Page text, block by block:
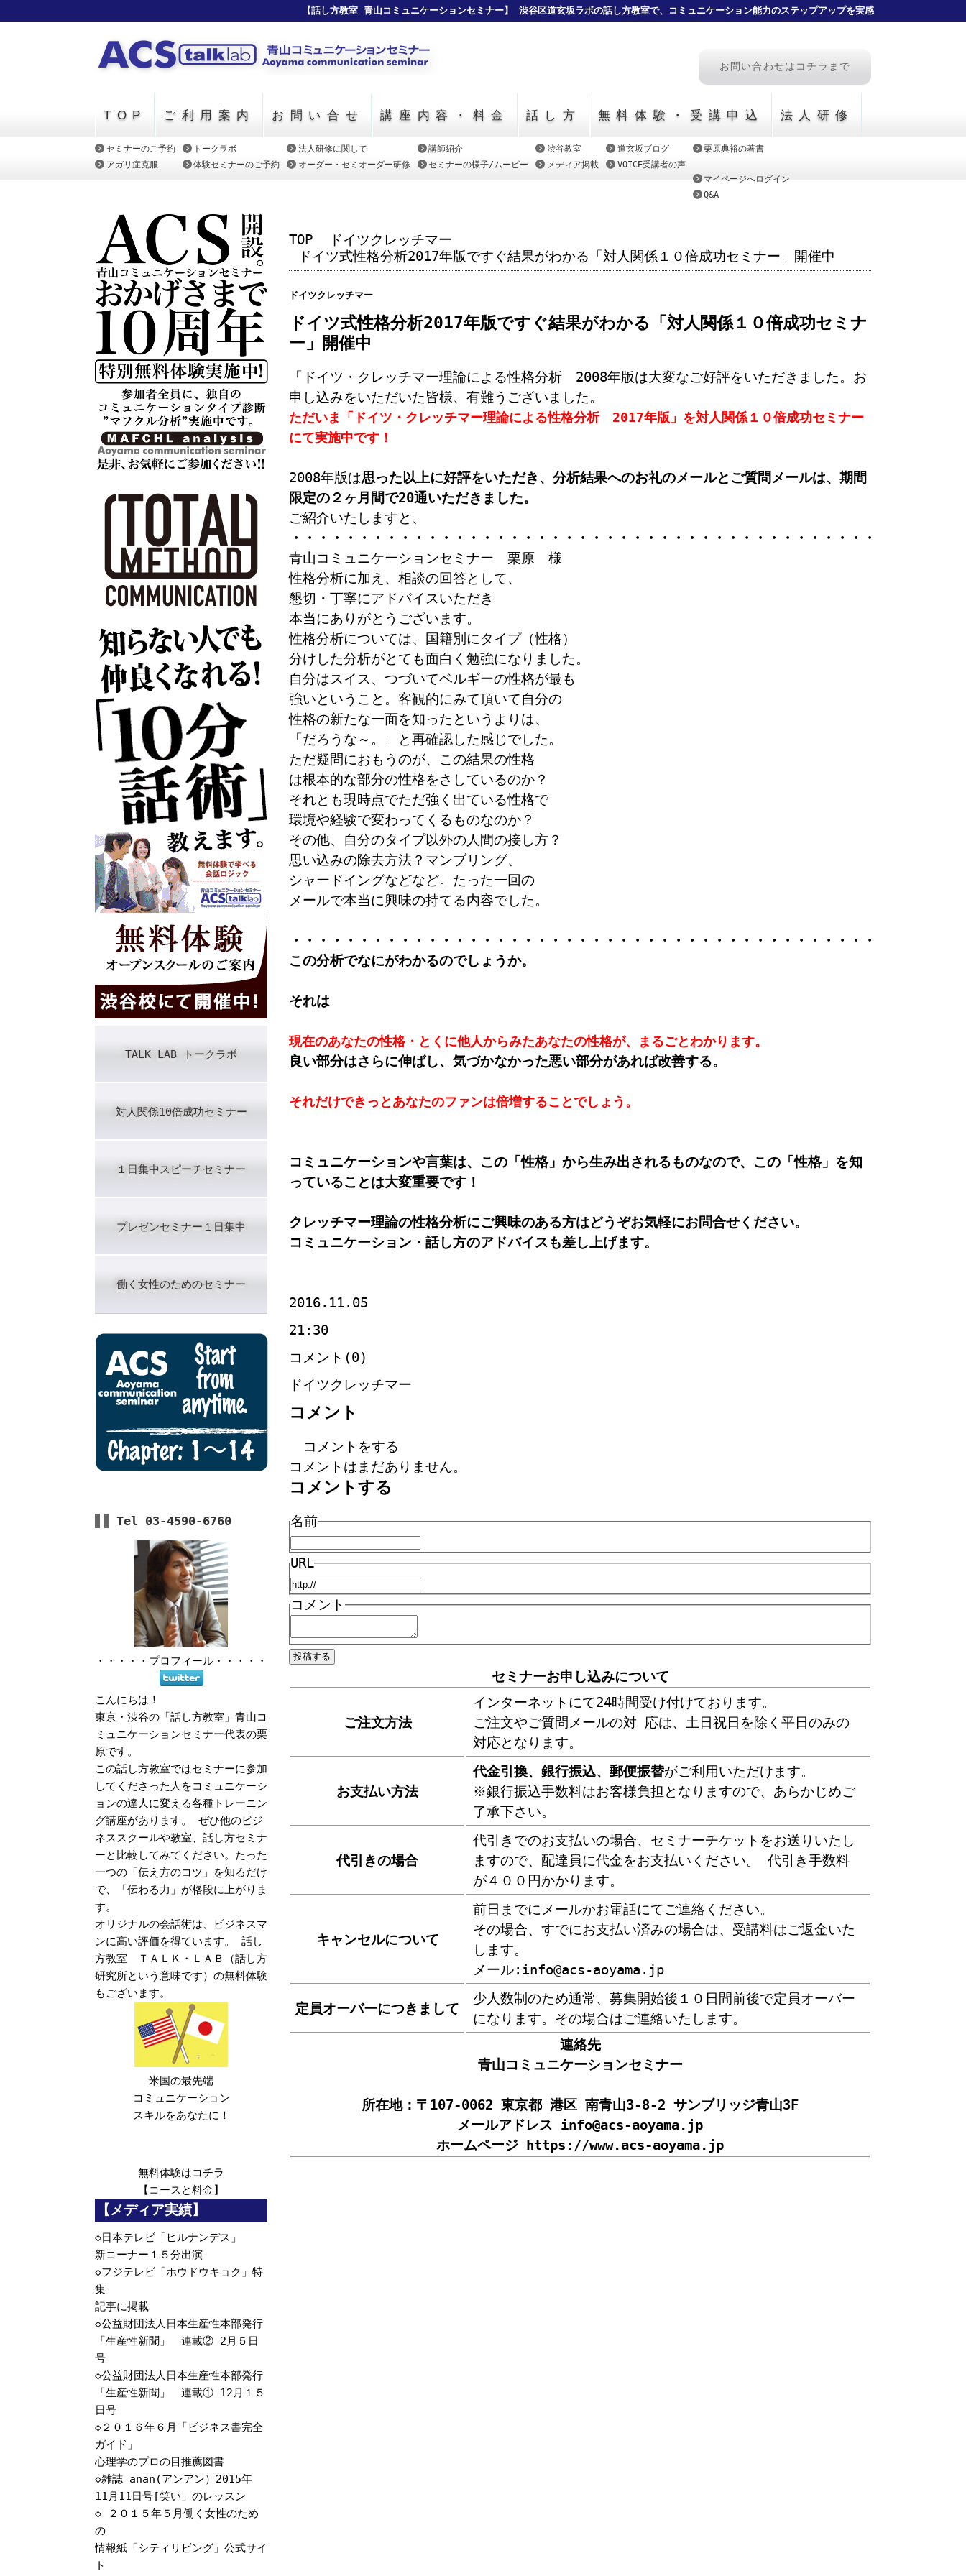
【話し方教室 青山コミュニケーションセミナー】 渋谷区道玄坂ラボの話し方教室で、コミュニケーション能力のステップアップを実感
お問い合わせはコチラまで
TOP ご利用案内 お問い合せ 講座内容・料金 話し方 無料体験・受講申込 法人研修
セミナーのご予約
アガリ症克服
トークラボ
体験セミナーのご予約
法人研修に関して
オーダー・セミオーダー研修
講師紹介
セミナーの様子/ムービー
渋谷教室
メディア掲載
道玄坂ブログ
VOICE受講者の声
栗原典裕の著書
マイページへログイン
Q&A
TOP
ドイツクレッチマー
ドイツ式性格分析2017年版ですぐ結果がわかる「対人関係１０倍成功セミナー」開催中
ドイツクレッチマー
ドイツ式性格分析2017年版ですぐ結果がわかる「対人関係１０倍成功セミナ
ー」開催中
「ドイツ・クレッチマー理論による性格分析 2008年版は大変なご好評をいただきました。お
申し込みをいただいた皆様、有難うございました。
ただいま「ドイツ・クレッチマー理論による性格分析 2017年版」を対人関係１０倍成功セミナー
にて実施中です！
2008年版は思った以上に好評をいただき、分析結果へのお礼のメールとご質問メールは、期間
限定の２ヶ月間で20通いただきました。
ご紹介いたしますと、
・・・・・・・・・・・・・・・・・・・・・・・・・・・・・・・・・・・・・・・・・・・・・・・・・
青山コミュニケーションセミナー 栗原 様
性格分析に加え、相談の回答として、
懇切・丁寧にアドバイスいただき
本当にありがとうございます。
性格分析については、国籍別にタイプ（性格）
分けした分析がとても面白く勉強になりました。
自分はスイス、つづいてベルギーの性格が最も
強いということ。客観的にみて頂いて自分の
性格の新たな一面を知ったというよりは、
「だろうな～。」と再確認した感じでした。
ただ疑問におもうのが、この結果の性格
は根本的な部分の性格をさしているのか？
それとも現時点でただ強く出ている性格で
環境や経験で変わってくるものなのか？
その他、自分のタイプ以外の人間の接し方？
思い込みの除去方法？マンブリング、
シャードイングなどなど。たった一回の
メールで本当に興味の持てる内容でした。
・・・・・・・・・・・・・・・・・・・・・・・・・・・・・・・・・・・・・・・・・・・・・・・・・
この分析でなにがわかるのでしょうか。
それは
現在のあなたの性格・とくに他人からみたあなたの性格が、まるごとわかります。
良い部分はさらに伸ばし、気づかなかった悪い部分があれば改善する。
それだけできっとあなたのファンは倍増することでしょう。
コミュニケーションや言葉は、この「性格」から生み出されるものなので、この「性格」を知
っていることは大変重要です！
クレッチマー理論の性格分析にご興味のある方はどうぞお気軽にお問合せください。
コミュニケーション・話し方のアドバイスも差し上げます。
2016.11.05
21:30
コメント(0)
ドイツクレッチマー
コメント
コメントをする
コメントはまだありません。
コメントする
名前
URL
コメント
セミナーお申し込みについて
ご注文方法
インターネットにて24時間受け付けております。
ご注文やご質問メールの対 応は、土日祝日を除く平日のみの
対応となります。
お支払い方法
代金引換、銀行振込、郵便振替がご利用いただけます。
※銀行振込手数料はお客様負担となりますので、あらかじめご
了承下さい。
代引きの場合
代引きでのお支払いの場合、セミナーチケットをお送りいたし
ますので、配達員に代金をお支払いください。 代引き手数料
が４００円かかります。
キャンセルについて
前日までにメールかお電話にてご連絡ください。
その場合、すでにお支払い済みの場合は、受講料はご返金いた
します。
メール:info@acs-aoyama.jp
定員オーバーにつきまして
少人数制のため通常、募集開始後１０日間前後で定員オーバー
になります。その場合はご連絡いたします。
連絡先
青山コミュニケーションセミナー
所在地：〒107-0062 東京都 港区 南青山3-8-2 サンブリッジ青山3F
メールアドレス info@acs-aoyama.jp
ホームページ https://www.acs-aoyama.jp
TALK LAB トークラボ
対人関係10倍成功セミナー
１日集中スピーチセミナー
プレゼンセミナー１日集中
働く女性のためのセミナー
Tel 03-4590-6760
・・・・・ プロフィール ・・・・・
こんにちは！
東京・渋谷の「話し方教室」青山コ
ミュニケーションセミナー代表の栗
原です。
この話し方教室ではセミナーに参加
してくださった人をコミュニケーシ
ョンの達人に変える各種トレーニン
グ講座があります。 ぜひ他のビジ
ネススクールや教室、話し方セミナ
ーと比較してみてください。たった
一つの「伝え方のコツ」を知るだけ
で、「伝わる力」が格段に上がりま
す。
オリジナルの会話術は、ビジネスマ
ンに高い評価を得ています。 話し
方教室 ＴＡＬＫ・ＬＡＢ（話し方
研究所という意味です）の無料体験
もございます。
米国の最先端
コミュニケーション
スキルをあなたに！
無料体験はコチラ
【コースと料金】
【メディア実績】
◇日本テレビ「ヒルナンデス」
新コーナー１５分出演
◇フジテレビ「ホウドウキョク」特
集
記事に掲載
◇公益財団法人日本生産性本部発行
「生産性新聞」 連載② 2月５日
号
◇公益財団法人日本生産性本部発行
「生産性新聞」 連載① 12月１５
日号
◇２０１６年６月「ビジネス書完全
ガイド」
心理学のプロの目推薦図書
◇雑誌 anan(アンアン）2015年
11月11日号[笑い」のレッスン
◇
２０１５年５月働く女性のため
の
情報紙「シティリビング」公式サイ
ト